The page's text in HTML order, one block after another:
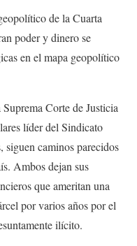
de la Cuarta
poder y dinero se
en el mapa geopolítico
Corte de Justicia
líder del Sindicato
siguen caminos parecidos
Ambos dejan sus
que ameritan una
por varios años por el
ilícito.